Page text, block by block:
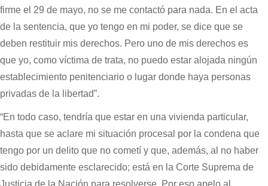
firme el 29 de mayo, no se me contactó para nada. En el acta
de la sentencia, que yo tengo en mi poder, se dice que se
deben restituir mis derechos. Pero uno de mis derechos es
que yo, como víctima de trata, no puedo estar alojada ningún
establecimiento penitenciario o lugar donde haya personas
privadas de la libertad”.
“En todo caso, tendría que estar en una vivienda particular,
hasta que se aclare mi situación procesal por la condena que
tengo por un delito que no cometí y que, además, al no haber
sido debidamente esclarecido; está en la Corte Suprema de